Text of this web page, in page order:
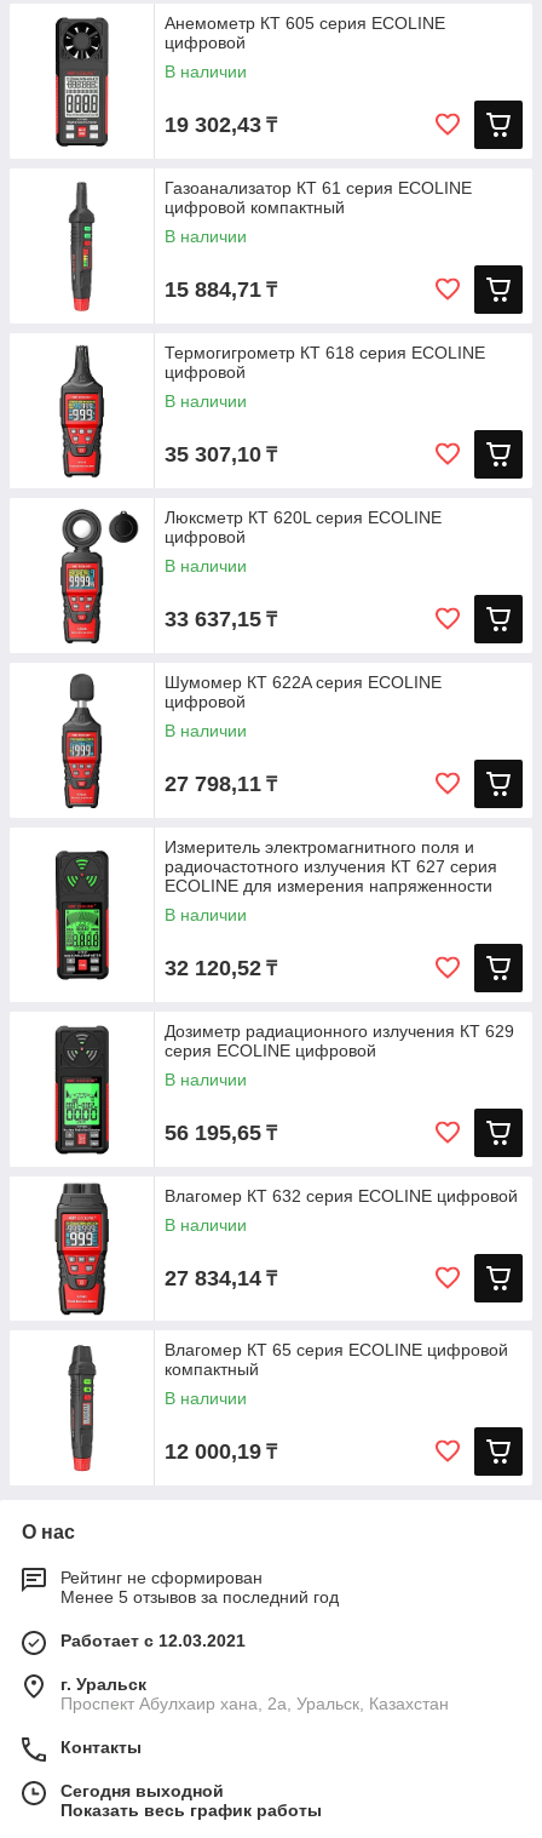
Анемометр КТ 605 серия ECOLINE
цифровой
В наличии
19 302,43 ₸
Газоанализатор КТ 61 серия ECOLINE
цифровой компактный
В наличии
15 884,71 ₸
Термогигрометр КТ 618 серия ECOLINE
цифровой
В наличии
35 307,10 ₸
Люксметр КТ 620L серия ECOLINE
цифровой
В наличии
33 637,15 ₸
Шумомер КТ 622A серия ECOLINE
цифровой
В наличии
27 798,11 ₸
Измеритель электромагнитного поля и
радиочастотного излучения КТ 627 серия
ECOLINE для измерения напряженности
В наличии
32 120,52 ₸
Дозиметр радиационного излучения КТ 629
серия ECOLINE цифровой
В наличии
56 195,65 ₸
Влагомер КТ 632 серия ECOLINE цифровой
В наличии
27 834,14 ₸
Влагомер КТ 65 серия ECOLINE цифровой
компактный
В наличии
12 000,19 ₸
О нас
Рейтинг не сформирован
Менее 5 отзывов за последний год
Работает с 12.03.2021
г. Уральск
Проспект Абулхаир хана, 2а, Уральск, Казахстан
Контакты
Сегодня выходной
Показать весь график работы